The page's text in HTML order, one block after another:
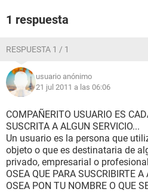
1 respuesta
RESPUESTA 1 / 1
usuario anónimo
21 jul 2011 a las 06:06
COMPAÑERITO USUARIO ES
SUSCRITA A ALGUN SERVICIO...
Un usuario es la persona que
objeto o que es destinataria de
privado, empresarial o
OSEA QUE PARA SUSCRIBIRTE
OSEA PON TU NOMBRE O QUE